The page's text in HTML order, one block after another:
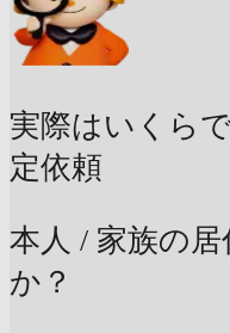
実際はいくら
定依頼
本人 / 家族の
か？